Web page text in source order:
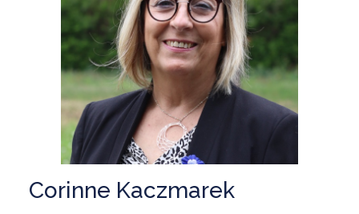
Corinne Kaczmarek